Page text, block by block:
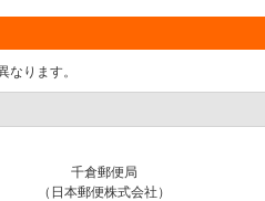
ります。
千倉郵便局
（日本郵便株式会社）